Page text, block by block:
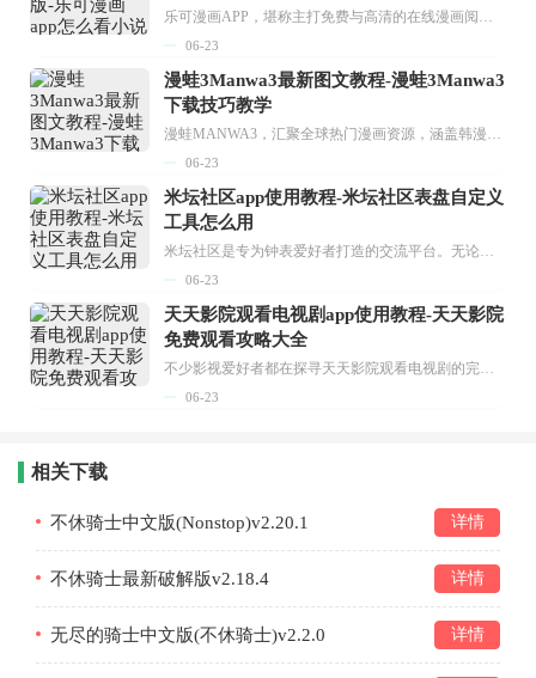
乐可漫画APP，堪称主打免费与高清的在线漫画阅读神器。其官方版提供海量完整版漫画资源，无论是国内漫画，还是日漫、韩漫、台漫、美漫等国外漫画，应有尽有，随时供你阅读。只需轻点一下，便能直接进入阅读界面。不仅如此，乐可漫画最新版本更新速度极快，在这里，你总能抢先看到全网一手漫画章节内容！...
06-23
漫蛙3Manwa3最新图文教程-漫蛙3Manwa3
下载技巧教学
漫蛙MANWA3，汇聚全球热门漫画资源，涵盖韩漫、欧美漫画、国漫等多种类型，题材丰富多样，全方位满足用户阅读喜好。它不仅是阅读平台，更是创作平台，为广大用户打造零门槛创作环境。...
06-23
米坛社区app使用教程-米坛社区表盘自定义
工具怎么用
米坛社区是专为钟表爱好者打造的交流平台。无论你是初涉钟表领域的普通爱好者，还是拥有多年收藏经验的资深玩家，都能在此找到属于自己的天地。 无需注册，就能轻松参与其中。通过专业的讨论论坛与丰富的交互功能，你可与世界各地的钟表爱好者畅快交流。若你钟情于钟表，米坛社区无疑是值得一试的理想之选。在这里，你能获取最新的手表资讯，交流见解，提升鉴赏品味，让每一块手表都成为收藏故事中重要的一部分。感兴趣的朋友，不要错过下载机会。...
06-23
天天影院观看电视剧app使用教程-天天影院
免费观看攻略大全
不少影视爱好者都在探寻天天影院观看电视剧的完整方法，结合最新平台使用规则，本篇新手入门攻略全面讲解观看渠道、检索流程、播放设置以及画面模式调整等实用内容。全文适配手机、电脑等主流设备，步骤简洁易懂，无论是初次使用的新手，还是想要优化观影体验的用户，都能参照内容快速上手，熟练掌握平台各项操作技巧，轻松畅享影视内容。...
06-23
相关下载
不休骑士中文版(Nonstop)v2.20.1 详情
不休骑士最新破解版v2.18.4 详情
无尽的骑士中文版(不休骑士)v2.2.0 详情